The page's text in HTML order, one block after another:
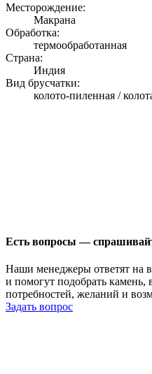
Месторождение:
Макрана
Обработка:
термообработанная
Страна:
Индия
Вид брусчатки:
колото-пиленная /
Есть вопросы —
Наши менеджеры ответят на
и помогут подобрать камень,
потребностей, желаний и
Задать вопрос